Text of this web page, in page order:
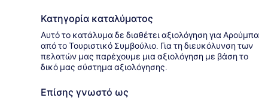
Κατηγορία καταλύματος
Αυτό το κατάλυμα δε διαθέτει αξιολόγηση για Αρούμπα
από το Τουριστικό Συμβούλιο. Για τη διευκόλυνση των
πελατών μας παρέχουμε μια αξιολόγηση με βάση το
δικό μας σύστημα αξιολόγησης.
Επίσης γνωστό ως